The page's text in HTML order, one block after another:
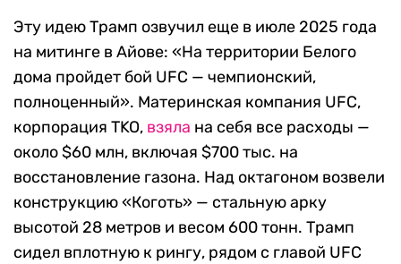
Эту идею Трамп озвучил еще в июле 2025 года
на митинге в Айове: «На территории Белого
дома пройдет бой UFC — чемпионский,
полноценный». Материнская компания UFC,
корпорация TKO, взяла на себя все расходы —
около $60 млн, включая $700 тыс. на
восстановление газона. Над октагоном возвели
конструкцию «Коготь» — стальную арку
высотой 28 метров и весом 600 тонн. Трамп
сидел вплотную к рингу, рядом с главой UFC